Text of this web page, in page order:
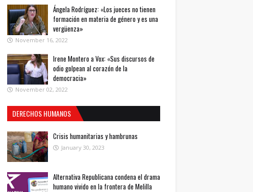
Ángela Rodríguez: «Los jueces no tienen
formación en materia de género y es una
vergüenza»
November 16, 2022
Irene Montero a Vox: «Sus discursos de
odio golpean al corazón de la
democracia»
November 02, 2022
DERECHOS HUMANOS
Crisis humanitarias y hambrunas
January 30, 2023
Alternativa Republicana condena el drama
humano vivido en la frontera de Melilla